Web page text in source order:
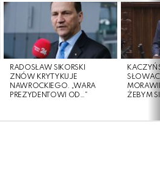
RADOSŁAW SIKORSKI
ZNÓW KRYTYKUJE
NAWROCKIEGO. „WARA
PREZYDENTOWI OD…”
ŻEBYM